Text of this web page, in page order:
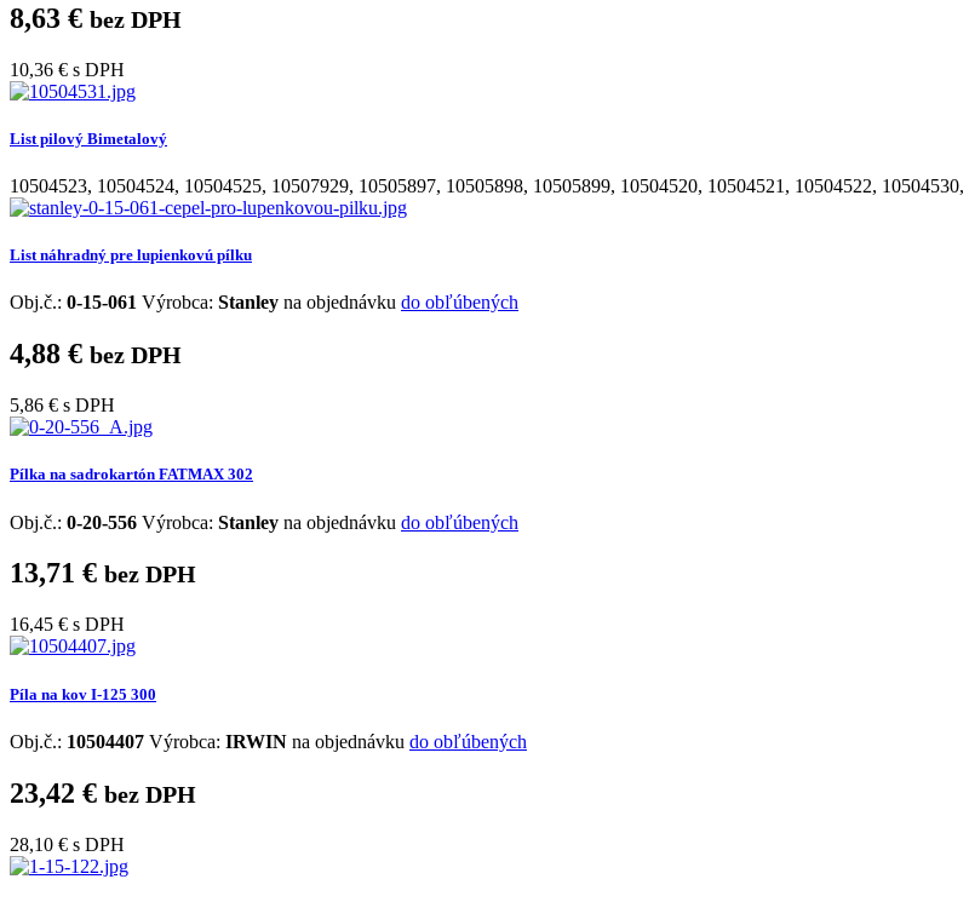
8,63 € bez DPH
10,36 € s DPH
List pilový Bimetalový
10504523, 10504524, 10504525, 10507929, 10505897, 10505898, 10505899, 10504520, 10504521 , 10504522, 10504530,
List náhradný pre lupienkovú pílku
Obj.č.: 0-15-061 Výrobca: Stanley na objednávku do obľúbených
4,88 € bez DPH
5,86 € s DPH
Pílka na sadrokartón FATMAX 302
Obj.č.: 0-20-556 Výrobca: Stanley na objednávku do obľúbených
13,71 € bez DPH
16,45 € s DPH
Píla na kov I-125 300
Obj.č.: 10504407 Výrobca: IRWIN na objednávku do obľúbených
23,42 € bez DPH
28,10 € s DPH